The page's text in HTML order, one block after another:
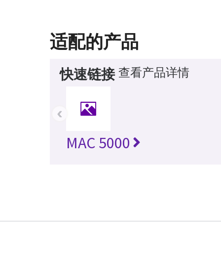
适配的产品
快速链接 查看产品详情
MAC 5000
‹